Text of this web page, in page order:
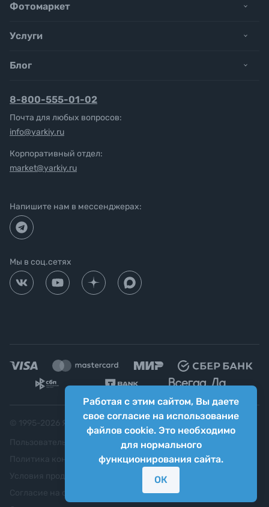
Работая с этим сайтом, Вы даете
свое согласие на использование
файлов cookie. Это необходимо
для нормального
функционирования сайта.
ОК
Фотомаркет
Услуги
Блог
8-800-555-01-02
Почта для любых вопросов:
info@yarkiy.ru
Корпоративный отдел:
market@yarkiy.ru
Напишите нам в мессенджерах:
Мы в соц.сетях
Яркий фотомаркет ("Яркий Мир")
Пользовательское соглашение
Политика конфиденциальности
Согласие на обработку персональных данных